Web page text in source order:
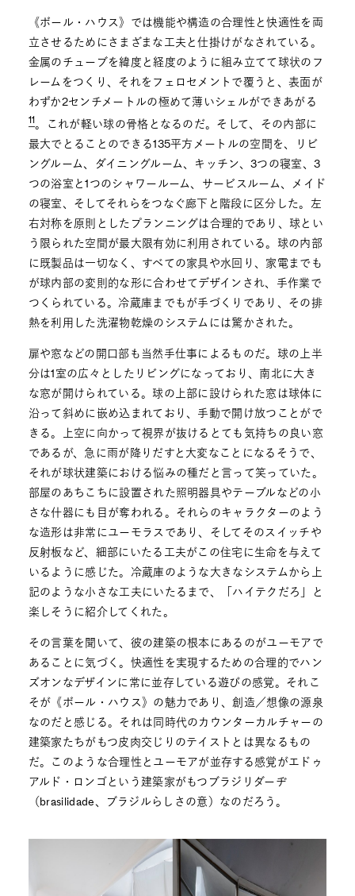
《ボール・ハウス》では機能や構造の合理性と快適性を両
立させるためにさまざまな工夫と仕掛けがなされている。
金属のチューブを緯度と経度のように組み立てて球状のフ
レームをつくり、それをフェロセメントで覆うと、表面が
わずか2センチメートルの極めて薄いシェルができあがる
11。これが軽い球の骨格となるのだ。そして、その内部に
最大でとることのできる135平方メートルの空間を、リビ
ングルーム、ダイニングルーム、キッチン、3つの寝室、3
つの浴室と1つのシャワールーム、サービスルーム、メイド
の寝室、そしてそれらをつなぐ廊下と階段に区分した。左
右対称を原則としたプランニングは合理的であり、球とい
う限られた空間が最大限有効に利用されている。球の内部
に既製品は一切なく、すべての家具や水回り、家電までも
が球内部の変則的な形に合わせてデザインされ、手作業で
つくられている。冷蔵庫までもが手づくりであり、その排
熱を利用した洗濯物乾燥のシステムには驚かされた。
扉や窓などの開口部も当然手仕事によるものだ。球の上半
分は1室の広々としたリビングになっており、南北に大き
な窓が開けられている。球の上部に設けられた窓は球体に
沿って斜めに嵌め込まれており、手動で開け放つことがで
きる。上空に向かって視界が抜けるとても気持ちの良い窓
であるが、急に雨が降りだすと大変なことになるそうで、
それが球状建築における悩みの種だと言って笑っていた。
部屋のあちこちに設置された照明器具やテーブルなどの小
さな什器にも目が奪われる。それらのキャラクターのよう
な造形は非常にユーモラスであり、そしてそのスイッチや
反射板など、細部にいたる工夫がこの住宅に生命を与えて
いるように感じた。冷蔵庫のような大きなシステムから上
記のような小さな工夫にいたるまで、「ハイテクだろ」と
楽しそうに紹介してくれた。
その言葉を聞いて、彼の建築の根本にあるのがユーモアで
あることに気づく。快適性を実現するための合理的でハン
ズオンなデザインに常に並存している遊びの感覚。それこ
そが《ボール・ハウス》の魅力であり、創造／想像の源泉
なのだと感じる。それは同時代のカウンターカルチャーの
建築家たちがもつ皮肉交じりのテイストとは異なるもの
だ。このような合理性とユーモアが並存する感覚がエドゥ
アルド・ロンゴという建築家がもつブラジリダーヂ
（brasilidade、ブラジルらしさの意）なのだろう。